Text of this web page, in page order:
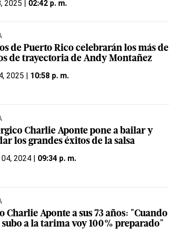
2025 | 02:42 p. m.
de Puerto Rico celebrarán los más de
de trayectoria de Andy Montañez
2025 | 10:58 p. m.
Charlie Aponte pone a bailar y
los grandes éxitos de la salsa
2024 | 09:34 p. m.
Charlie Aponte a sus 73 años: "Cuando
subo a la tarima voy 100% preparado"